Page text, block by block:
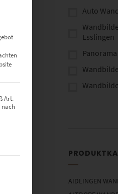
Auto
Esslingen
Rotterdam
AIDLINGEN
Art.
nach
kann. Die erste Service-